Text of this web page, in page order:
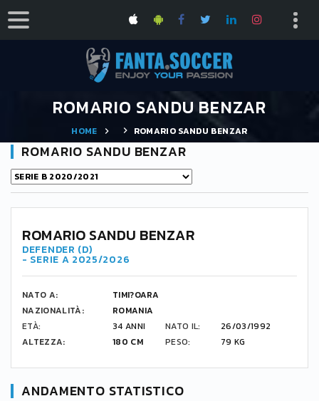
ROMARIO SANDU BENZAR
HOME ROMARIO SANDU BENZAR
ROMARIO SANDU BENZAR
ROMARIO SANDU BENZAR
DEFENDER (D)
- SERIE A 2025/2026
NATO A:
TIMI?OARA
NAZIONALITÀ:
ROMANIA
ETÀ:
34 ANNI NATO IL:
26/03/1992
ALTEZZA:
180 CM PESO: 79 KG
ANDAMENTO STATISTICO